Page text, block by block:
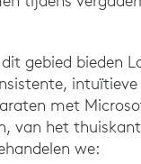
gebied bieden
met
van het
we: